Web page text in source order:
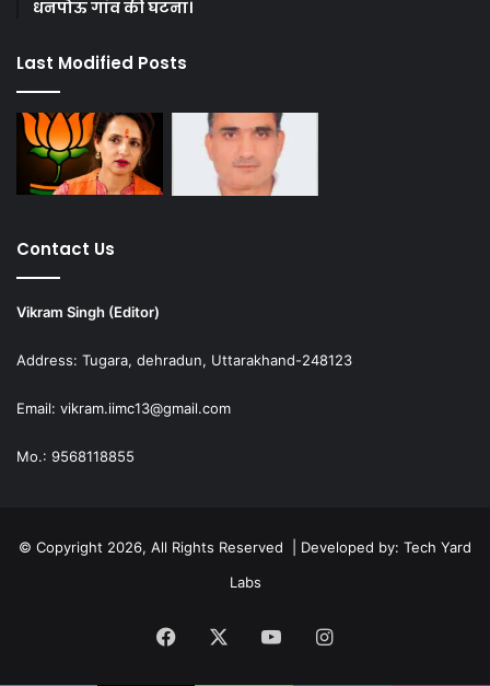
धनपोऊ गांव की घटना।
Last Modified Posts
Contact Us
Vikram Singh (Editor)
Address: Tugara, dehradun, Uttarakhand-248123
Email: vikram.iimc13@gmail.com
Mo.: 9568118855
© Copyright 2026, All Rights Reserved | Developed by: Tech Yard
Labs
Facebook YouTubeInstagram